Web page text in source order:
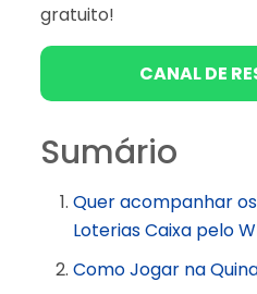
gratuito!
CANAL DE
Sumário
Quer acompanhar
Loterias Caixa pelo
Como Jogar na